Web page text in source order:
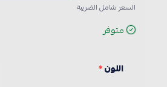
السعر شامل الضريبة
متوفر
اللون*